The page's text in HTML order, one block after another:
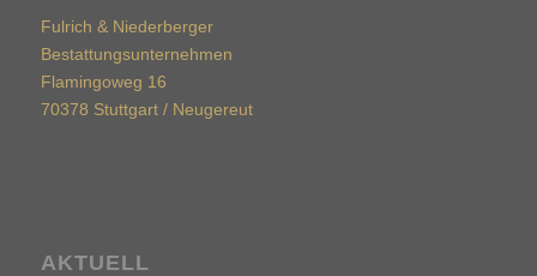
Fulrich & Niederberger
Bestattungsunternehmen
Flamingoweg 16
70378 Stuttgart / Neugereut
AKTUELL